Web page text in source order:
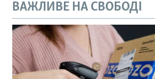
ВАЖЛИВЕ НА СВОБОДІ